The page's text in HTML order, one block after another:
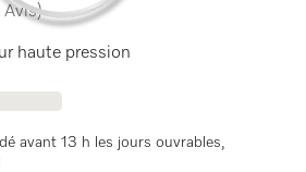
Avis)
haute pression
avant 13 h les jours ouvrables,